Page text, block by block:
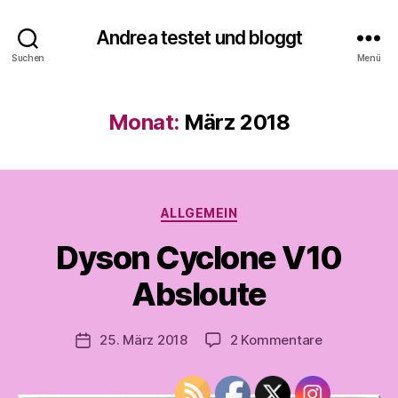
Suchen
Andrea testet und bloggt
Menü
Monat: März 2018
Kategorien
ALLGEMEIN
Dyson Cyclone V10
Absloute
Beitragsautor
o
r
a
t
t
Veröffentlichungsdatum
25. März 2018 2 Kommentarezu
Cyclone